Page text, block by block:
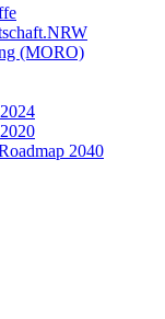
(MORO)
2040